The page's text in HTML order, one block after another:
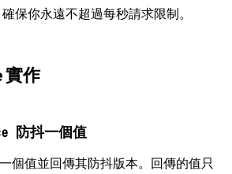
保你永遠不超過每秒請求限制。
實作
防抖一個值
個值並回傳其防抖版本。回傳的值只